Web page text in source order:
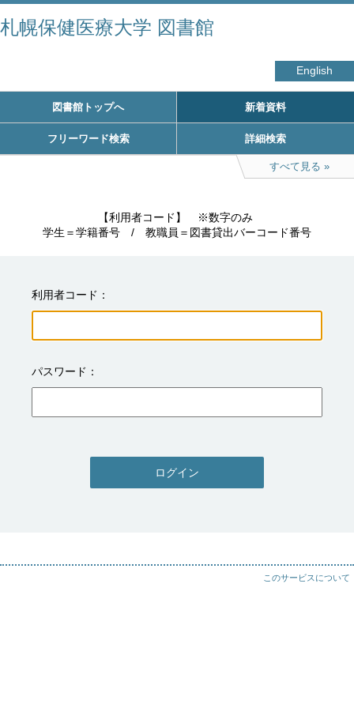
札幌保健医療大学 図書館
English
図書館トップへ 新着資料
フリーワード検索 詳細検索
すべて見る
【利用者コード】　※数字のみ
学生＝学籍番号　/　教職員＝図書貸出バーコード番号
利用者コード
パスワード
ログイン
このサービスについて